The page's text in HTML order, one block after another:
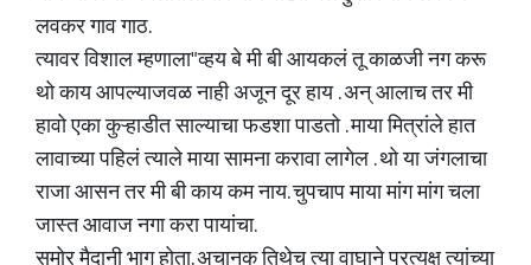
लवकर गाव गाठ.
त्यावर विशाल म्हणाला"व्हय बे मी बी आयकलं तू काळजी नग करू
थो काय आपल्याजवळ नाही अजून दूर हाय . अन् आलाच तर मी
हावो एका कुऱ्हाडीत साल्याचा फडशा पाडतो . माया मित्रांले हात
लावाच्या पहिलं त्याले माया सामना करावा लागेल . थो या जंगलाचा
राजा आसन तर मी बी काय कम नाय. चुपचाप माया मांग मांग चला
जास्त आवाज नगा करा पायांचा.